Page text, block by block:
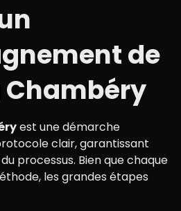
de
est une démarche
clair, garantissant
processus. Bien que chaque
les grandes étapes